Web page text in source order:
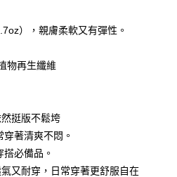
永豐商業銀行
遠東國際商業銀行
星展（台灣）商業銀行
華泰商業銀行
永豐商業銀行
），親膚柔軟又有彈性。
物再生纖維
挺版不鬆垮
著清爽不悶。
必備品。
又耐穿，日常穿著更舒服自在